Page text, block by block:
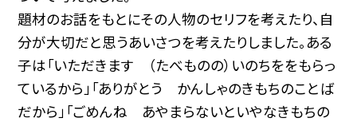
題材のお話をもとにその人物のセリフを考えたり、自
分が大切だと思うあいさつを考えたりしました。ある
子は「いただきます （たべものの）いのちををもらっ
ているから」「ありがとう かんしゃのきもちのことば
だから」「ごめんね あやまらないといやなきもちの